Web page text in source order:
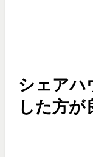
シェアハ
した方が